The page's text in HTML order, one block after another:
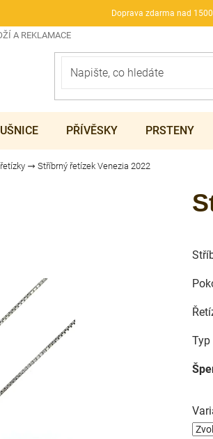
Doprava zdarma nad
A REKLAMACE
PŘÍVĚSKY PRSTENY
Stříbrný řetízek Venezia 2022
Typ